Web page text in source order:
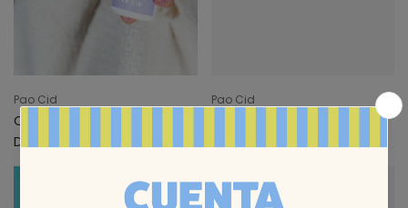
Pao Cid
Desde
Pao Cid